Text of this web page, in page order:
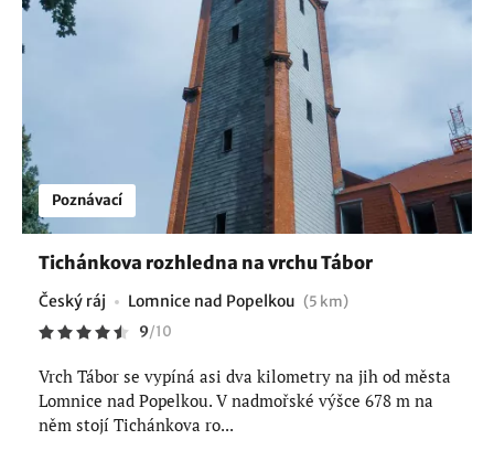
Poznávací
Tichánkova rozhledna na vrchu Tábor
Český ráj Lomnice nad Popelkou (5 km)
9/10
Vrch Tábor se vypíná asi dva kilometry na jih od města
Lomnice nad Popelkou. V nadmořské výšce 678 m na
něm stojí Tichánkova ro...